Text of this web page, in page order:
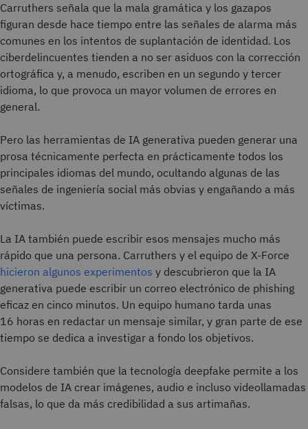
Carruthers señala que la mala gramática y los gazapos
figuran desde hace tiempo entre las señales de alarma más
comunes en los intentos de suplantación de identidad. Los
ciberdelincuentes tienden a no ser asiduos con la corrección
ortográfica y, a menudo, escriben en un segundo y tercer
idioma, lo que provoca un mayor volumen de errores en
general.
Pero las herramientas de IA generativa pueden generar una
prosa técnicamente perfecta en prácticamente todos los
principales idiomas del mundo, ocultando algunas de las
señales de ingeniería social más obvias y engañando a más
víctimas.
La IA también puede escribir esos mensajes mucho más
rápido que una persona. Carruthers y el equipo de X-Force
hicieron algunos experimentos y descubrieron que la IA
generativa puede escribir un correo electrónico de phishing
eficaz en cinco minutos. Un equipo humano tarda unas
16 horas en redactar un mensaje similar, y gran parte de ese
tiempo se dedica a investigar a fondo los objetivos.
Considere también que la tecnología deepfake permite a los
modelos de IA crear imágenes, audio e incluso videollamadas
falsas, lo que da más credibilidad a sus artimañas.